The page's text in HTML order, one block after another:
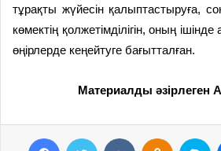
тұрақты жүйесін қалыптастыруға,
көмектің қолжетімділігін, оның
өңірлерде кеңейтуге бағытталған.
Материалды